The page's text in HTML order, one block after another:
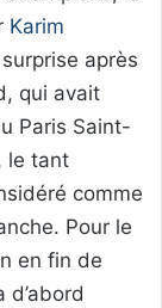
Karim
après
qui avait
Paris Saint-
le tant
comme
Pour le
en fin de
d’abord